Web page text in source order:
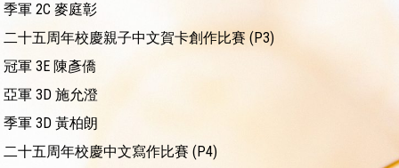
季軍 2C 麥庭彰
二十五周年校慶親子中文賀卡創作比賽 (P3)
冠軍 3E 陳彥僑
亞軍 3D 施允澄
季軍 3D 黃柏朗
二十五周年校慶中文寫作比賽 (P4)